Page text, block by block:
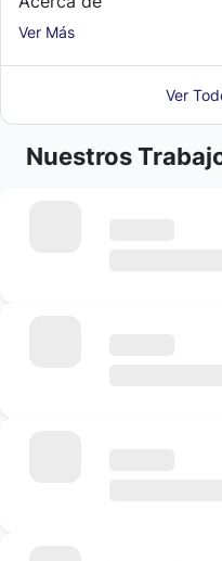
Ver Más
Ver
Nuestros